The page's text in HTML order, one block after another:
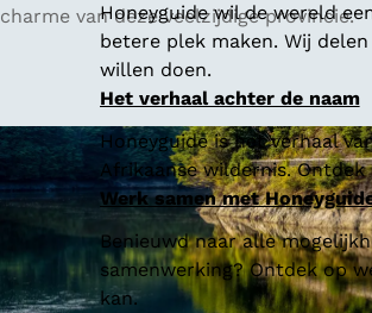
Honeyguide wil de wereld
betere plek maken. Wij
willen doen.
Het verhaal achter de naam
Honeyguide is het verhaal
Afrikaanse wildernis. Ontdek
Werk samen met
Benieuwd naar alle
samenwerking? Ontdek op
kan.
l
s
t
e
B
'
charme van deze veelzijdige provincie.